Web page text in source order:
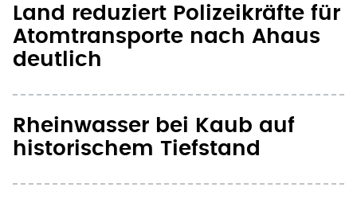
Land reduziert Polizeikräfte für
Atomtransporte nach Ahaus
deutlich
Rheinwasser bei Kaub auf
historischem Tiefstand